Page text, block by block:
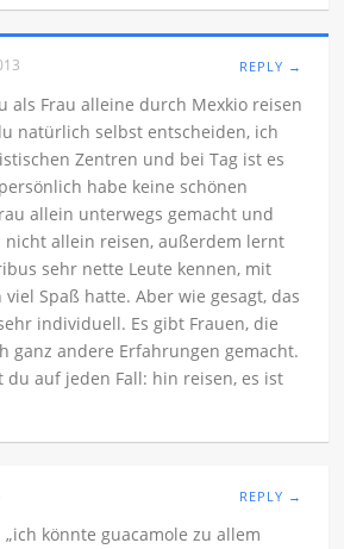
REPLY →
als Frau alleine durch Mexkio reisen
natürlich selbst entscheiden, ich
Zentren und bei Tag ist es
habe keine schönen
allein unterwegs gemacht und
nicht allein reisen, außerdem lernt
sehr nette Leute kennen, mit
Spaß hatte. Aber wie gesagt, das
individuell. Es gibt Frauen, die
ganz andere Erfahrungen gemacht.
du auf jeden Fall: hin reisen, es ist
REPLY →
könnte guacamole zu allem